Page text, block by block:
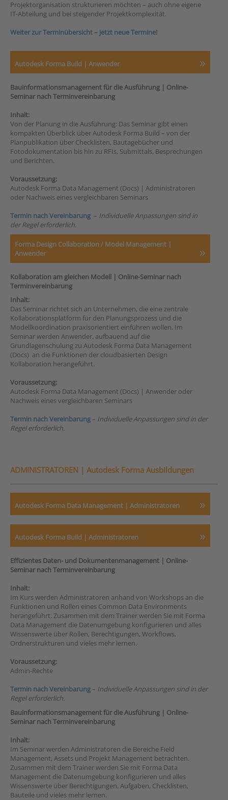
Projektorganisation strukturieren möchten – auch ohne eigene
IT-Abteilung und bei steigender Projektkomplexität.
Weiter zur Terminübersicht – jetzt neue Termine!
Autodesk Forma Build | Anwender
Bauinformationsmanagement für die Ausführung | Online-
Seminar nach Terminvereinbarung
Inhalt:
Von der Planung in die Ausführung: Das Seminar gibt einen
kompakten Überblick über Autodesk Forma Build – von der
Planpublikation über Checklisten, Bautagebücher und
Fotodokumentation bis hin zu RFIs, Submittals, Besprechungen
und Berichten.
Voraussetzung:
Autodesk Forma Data Management (Docs) | Administratoren
oder Nachweis eines vergleichbaren Seminars
Termin nach Vereinbarung – Individuelle Anpassungen sind in
der Regel erforderlich.
Forma Design Collaboration / Model Management |
Anwender
Kollaboration am gleichen Modell | Online-Seminar nach
Terminvereinbarung
Inhalt:
Das Seminar richtet sich an Unternehmen, die eine zentrale
Kollaborationsplatform für den Planungsprozess und die
Modellkoordination praxisorientiert einführen wollen. Im
Seminar werden Anwender, aufbauend auf die
Grundlagenschulung zu Autodesk Forma Data Management
(Docs) an die Funktionen der cloudbasierten Design
Kollaboration herangeführt.
Voraussetzung:
Autodesk Forma Data Management (Docs) | Anwender oder
Nachweis eines vergleichbaren Seminars
Termin nach Vereinbarung– Individuelle Anpassungen sind in der
Regel erforderlich.
ADMINISTRATOREN | Autodesk Forma Ausbildungen
Autodesk Forma Data Management | Administratoren
Autodesk Forma Build | Administratoren
Effizientes Daten- und Dokumentenmanagement | Online-
Seminar nach Terminvereinbarung
Inhalt:
Im Kurs werden Administratoren anhand von Workshops an die
Funktionen und Rollen eines Common Data Environments
herangeführt. Zusammen mit dem Trainer werden Sie mit Forma
Data Management die Datenumgebung konfigurieren und alles
Wissenswerte über Rollen, Berechtigungen, Workflows,
Ordnerstrukturen und vieles mehr lernen.
Voraussetzung:
Admin-Rechte
Termin nach Vereinbarung– Individuelle Anpassungen sind in der
Regel erforderlich.
Bauinformationsmanagement für die Ausführung | Online-
Seminar nach Terminvereinbarung
Inhalt:
Im Seminar werden Administratoren die Bereiche Field
Management, Assets und Projekt Management betrachten.
Zusammen mit dem Trainer werden Sie mit Forma Data
Management die Datenumgebung konfigurieren und alles
Wissenswerte über Berechtigungen, Aufgaben, Checklisten,
Bauteile und vieles mehr lernen.